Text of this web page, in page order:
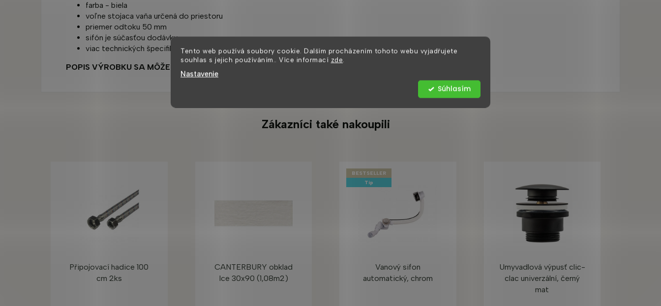
Tento web používá soubory cookie. Dalším procházením tohoto webu vyjadřujete
souhlas s jejich používáním.. Více informací zde
Nastavenie
Súhlasím
farba - biela
voľne stojaca vaňa určená do priestoru
priemer odtoku 50 mm
sifón je súčasťou dodávky
viac technických špecifikácií v galérii na obrázku
POPIS VÝROBKU SA MÔŽE ZMENIŤ
Zákazníci také nakoupili
Připojovací hadice 100
cm 2ks
CANTERBURY obklad
Ice 30x90 (1,08m2)
BESTSELLER
Tip
Vanový sifon
automatický, chrom
Umyvadlová výpusť clic-
clac univerzální, černý
mat